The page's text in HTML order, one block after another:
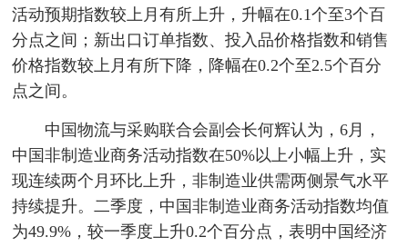
活动预期指数较上月有所上升，升幅在0.1个至3个百
分点之间；新出口订单指数、投入品价格指数和销售
价格指数较上月有所下降，降幅在0.2个至2.5个百分
点之间。
中国物流与采购联合会副会长何辉认为，6月，
中国非制造业商务活动指数在50%以上小幅上升，实
现连续两个月环比上升，非制造业供需两侧景气水平
持续提升。二季度，中国非制造业商务活动指数均值
为49.9%，较一季度上升0.2个百分点，表明中国经济